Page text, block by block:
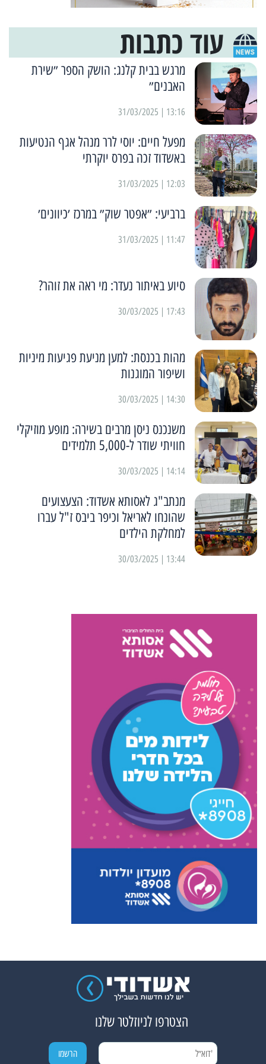
עוד כתבות
מרגש בבית קלנג: הושק הספר ״שירת
האבנים״
13:16 | 31/03/2025
מפעל חיים: יוסי לרר מנהל אגף הנטיעות
באשדוד זכה בפרס יוקרתי
12:03 | 31/03/2025
ברביעי: ״אפטר שוק״ במרכז ׳כיוונים׳
11:47 | 31/03/2025
סיוע באיתור נעדר: מי ראה את זוהר?
17:43 | 30/03/2025
מהות בכנסת: למען מניעת פגיעות מיניות
ושיפור המוגנות
14:30 | 30/03/2025
משנכנס ניסן מרבים בשירה: מופע מוזיקלי
חוויתי שודר ל-5,000 תלמידים
14:14 | 30/03/2025
מנתב"ג לאסותא אשדוד: הצעצועים
שהונחו לאריאל וכיפר ביבס ז"ל עברו
למחלקת הילדים
13:44 | 30/03/2025
הצטרפו לניוזלטר שלנו